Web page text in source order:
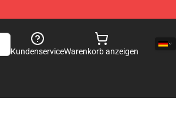
KundenserviceWarenkorb anzeigen